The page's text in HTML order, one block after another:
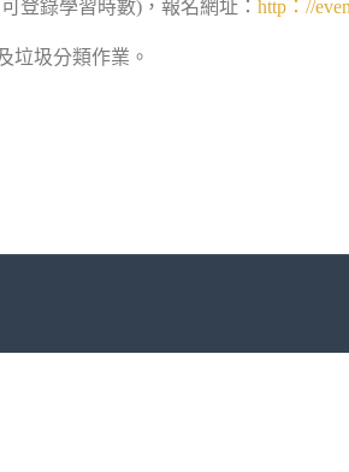
登錄學習時數) ，報名網址： http ： //
垃圾分類作業。